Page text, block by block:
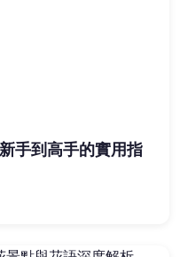
手到高手的實用指